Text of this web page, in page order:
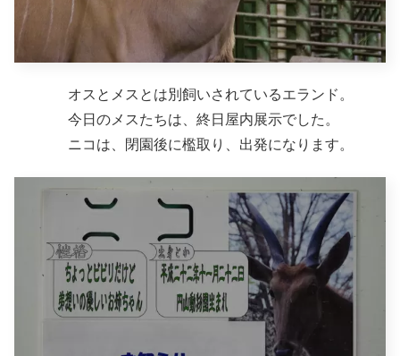
オスとメスとは別飼いされているエランド。
今日のメスたちは、終日屋内展示でした。
ニコは、閉園後に檻取り、出発になります。